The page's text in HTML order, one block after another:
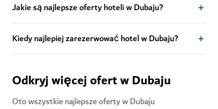
Jakie są najlepsze oferty hoteli w Dubaju?
Kiedy najlepiej zarezerwować hotel w Dubaju?
Odkryj więcej ofert w Dubaju
Oto wszystkie najlepsze oferty w Dubaju